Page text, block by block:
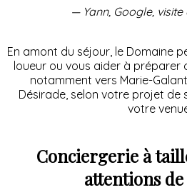
— Yann, Google,
En amont du séjour, le Domaine
loueur ou vous aider à préparer
notamment vers Marie-
Désirade, selon votre projet de
votre
Conciergerie à
attentions